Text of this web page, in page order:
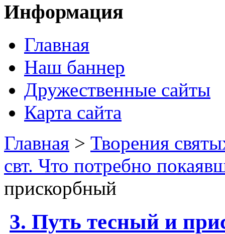
Информация
Главная
Наш баннер
Дружественные сайты
Карта сайта
Главная > Творения
свт. Что потребно
прискорбный
3. Путь тесный и